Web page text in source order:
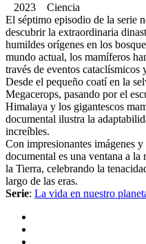
2023 Ciencia
El séptimo episodio de la serie
descubrir la extraordinaria
humildes orígenes en los
mundo actual, los mamíferos
través de eventos cataclísmicos
Desde el pequeño coatí en la
Megacerops, pasando por el
Himalaya y los gigantescos
documental ilustra la
increíbles.
Con impresionantes imágenes
documental es una ventana a
la Tierra, celebrando la
largo de las eras.
Serie: La vida en nuestro